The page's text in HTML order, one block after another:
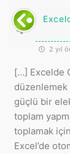
2 yıl
[…] Excelde
düzenlemek
güçlü bir
toplam
toplamak
Excel’de